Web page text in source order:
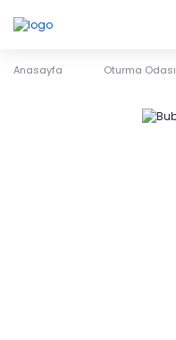
Anasayfa Oturma Odası